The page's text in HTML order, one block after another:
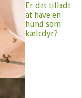
Er det tilladt
at have en
hund som
kæledyr?